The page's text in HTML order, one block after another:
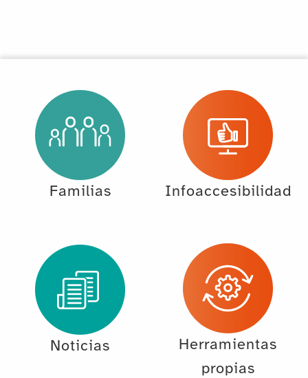
Familias Infoaccesibilidad
Noticias
Herramientas
propias